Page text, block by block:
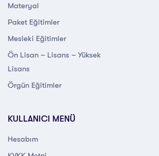
Materyal
Paket Eğitimler
Mesleki Eğitimler
Ön Lisan – Lisans – Yüksek
Lisans
Örgün Eğitimler
KULLANICI MENÜ
Hesabım